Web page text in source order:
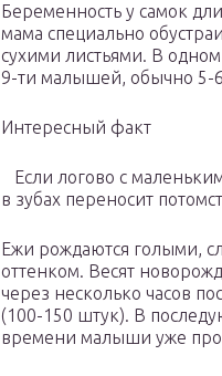
Беременность у самок
мама специально
сухими листьями. В одном
9-ти малышей, обычно 5-
Интересный факт
Если логово с
в зубах переносит
Ежи рождаются голыми,
оттенком. Весят
через несколько часов
(100-150 штук). В
времени малыши уже